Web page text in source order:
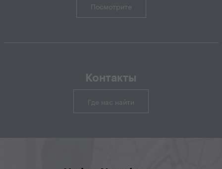
Посмотрите
Контакты
Где нас найти